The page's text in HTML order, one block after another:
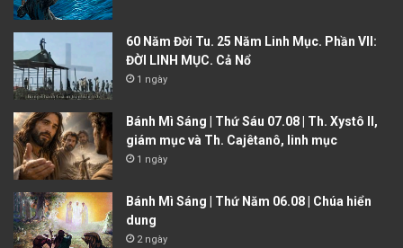
60 Năm Đời Tu. 25 Năm Linh Mục. Phần VII:
ĐỜI LINH MỤC. Cả Nổ
1 ngày
Bánh Mì Sáng | Thứ Sáu 07.08 | Th. Xystô II,
giám mục và Th. Cajêtanô, linh mục
1 ngày
Bánh Mì Sáng | Thứ Năm 06.08 | Chúa hiển
dung
2 ngày